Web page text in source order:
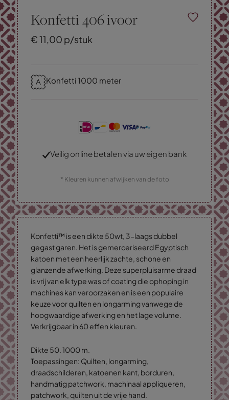
Konfetti 406 ivoor
€11,00 p/stuk
Konfetti 1000 meter
Veilig online betalen via uw eigen bank
* Kleuren kunnen afwijken van de foto
Konfetti™ is een dikte 50wt, 3-laags dubbel
gegast garen. Het is gemerceriseerd Egyptisch
katoen met een heerlijk zachte, schone en
glanzende afwerking. Deze superpluisarme draad
is vrij van elk type was of coating die ophoping in
machines kan veroorzaken en is een populaire
keuze voor quilten en longarming vanwege de
hoogwaardige afwerking en het lage volume.
Verkrijgbaar in 60 effen kleuren.
Dikte 50. 1000 m.
Toepassingen: Quilten, longarming,
draadschilderen, katoenen kant, borduren,
handmatig patchwork, machinaal appliqueren,
patchwork, quilten uit de vrije hand.